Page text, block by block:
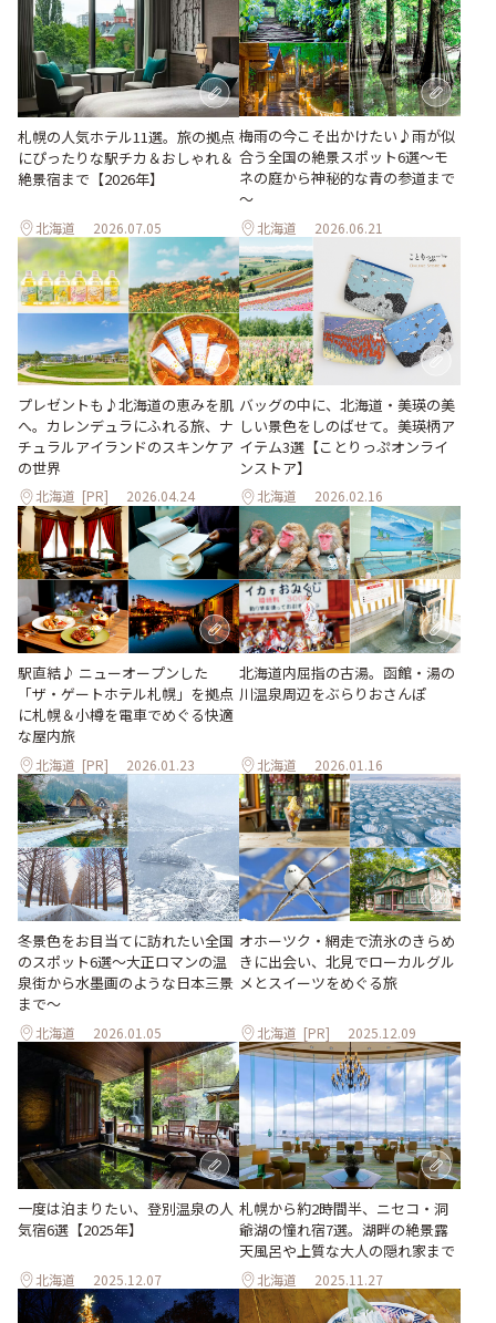
札幌の人気ホテル11選。旅の拠点
にぴったりな駅チカ＆おしゃれ＆
絶景宿まで【2026年】
北海道 2026.07.05
梅雨の今こそ出かけたい♪雨が似
合う全国の絶景スポット6選～モ
ネの庭から神秘的な青の参道まで
～
北海道 2026.06.21
プレゼントも♪北海道の恵みを肌
へ。カレンデュラにふれる旅、ナ
チュラルアイランドのスキンケア
の世界
北海道 [PR] 2026.04.24
バッグの中に、北海道・美瑛の美
しい景色をしのばせて。美瑛柄ア
イテム3選【ことりっぷオンライ
ンストア】
北海道 2026.02.16
駅直結♪ ニューオープンした
「ザ・ゲートホテル札幌」を拠点
に札幌＆小樽を電車でめぐる快適
な屋内旅
北海道 [PR] 2026.01.23
北海道内屈指の古湯。函館・湯の
川温泉周辺をぶらりおさんぽ
北海道 2026.01.16
冬景色をお目当てに訪れたい全国
のスポット6選〜大正ロマンの温
泉街から水墨画のような日本三景
まで〜
北海道 2026.01.05
オホーツク・網走で流氷のきらめ
きに出会い、北見でローカルグル
メとスイーツをめぐる旅
北海道 [PR] 2025.12.09
一度は泊まりたい、登別温泉の人
気宿6選【2025年】
北海道 2025.12.07
札幌から約2時間半、ニセコ・洞
爺湖の憧れ宿7選。湖畔の絶景露
天風呂や上質な大人の隠れ家まで
北海道 2025.11.27